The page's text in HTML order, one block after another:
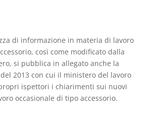
di informazione in materia di lavoro
così come modificato dalla
si pubblica in allegato anche la
2013 con cui il ministero del lavoro
ispettori i chiarimenti sui nuovi
occasionale di tipo accessorio.